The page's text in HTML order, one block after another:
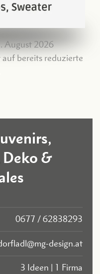
August 2026
bereits reduzierte
Deko &
0677 / 62838293
design.at
3 Ideen | 1 Firma